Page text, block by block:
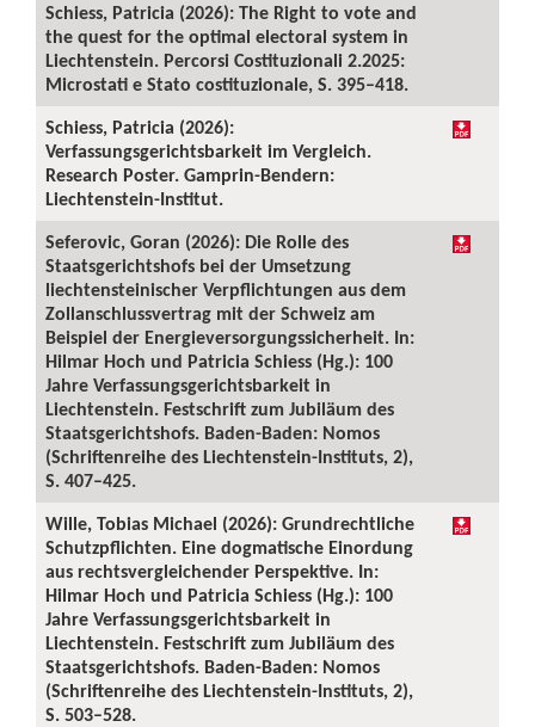
Schiess, Patricia (2026): The Right to vote and
the quest for the optimal electoral system in
Liechtenstein. Percorsi Costituzionali 2.2025:
Microstati e Stato costituzionale, S. 395–418.
Schiess, Patricia (2026):
Verfassungsgerichtsbarkeit im Vergleich.
Research Poster. Gamprin-Bendern:
Liechtenstein-Institut.
Seferovic, Goran (2026): Die Rolle des
Staatsgerichtshofs bei der Umsetzung
liechtensteinischer Verpflichtungen aus dem
Zollanschlussvertrag mit der Schweiz am
Beispiel der Energieversorgungssicherheit. In:
Hilmar Hoch und Patricia Schiess (Hg.): 100
Jahre Verfassungsgerichtsbarkeit in
Liechtenstein. Festschrift zum Jubiläum des
Staatsgerichtshofs. Baden-Baden: Nomos
(Schriftenreihe des Liechtenstein-Instituts, 2),
S. 407–425.
Wille, Tobias Michael (2026): Grundrechtliche
Schutzpflichten. Eine dogmatische Einordung
aus rechtsvergleichender Perspektive. In:
Hilmar Hoch und Patricia Schiess (Hg.): 100
Jahre Verfassungsgerichtsbarkeit in
Liechtenstein. Festschrift zum Jubiläum des
Staatsgerichtshofs. Baden-Baden: Nomos
(Schriftenreihe des Liechtenstein-Instituts, 2),
S. 503–528.